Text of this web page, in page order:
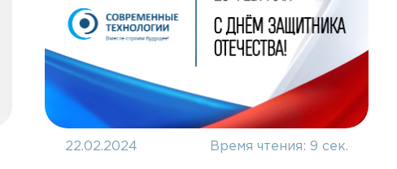
22.02.2024 Время чтения:9 сек.